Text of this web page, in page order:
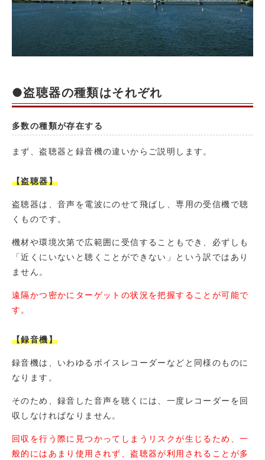
●盗聴器の種類はそれぞれ
多数の種類が存在する
まず、盗聴器と録音機の違いからご説明します。
【盗聴器】
盗聴器は、音声を電波にのせて飛ばし、専用の受信機で聴
くものです。
機材や環境次第で広範囲に受信することもでき、必ずしも
「近くにいないと聴くことができない」という訳ではあり
ません。
遠隔かつ密かにターゲットの状況を把握することが可能で
す。
【録音機】
録音機は、いわゆるボイスレコーダーなどと同様のものに
なります。
そのため、録音した音声を聴くには、一度レコーダーを回
収しなければなりません。
回収を行う際に見つかってしまうリスクが生じるため、一
般的にはあまり使用されず、盗聴器が利用されることが多